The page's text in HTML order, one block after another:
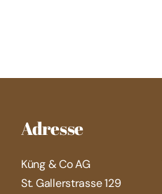
Adresse
Küng & Co AG
St. Gallerstrasse 129